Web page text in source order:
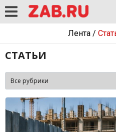
Лента/
СТАТЬИ